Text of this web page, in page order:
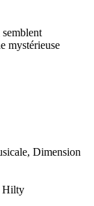
mystérieuse
Dimension
Hilty